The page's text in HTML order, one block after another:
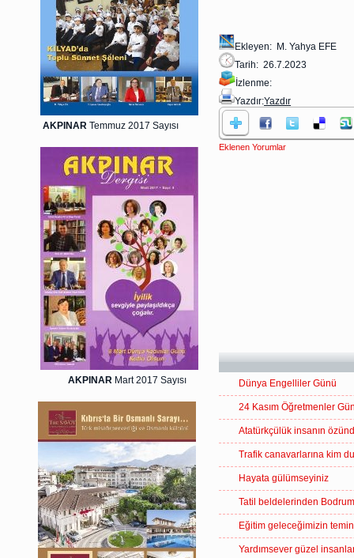
AKPINAR Temmuz 2017 Sayısı
AKPINAR Mart 2017 Sayısı
Ekleyen: M. Yahya EFE
Tarih: 26.7.2023
İzlenme:
Yazdır:Yazdır
Eklenen Yorumlar
Dünya Engelliler Günü
24 Kasım Öğretmenler
Atatürkçülük insanın
Trafik canavarlarına kim
Hayata gülümseyiniz
Tatil beldelerinden Bodrum
Eğitim geleceğimizin
Yardımsever güzel